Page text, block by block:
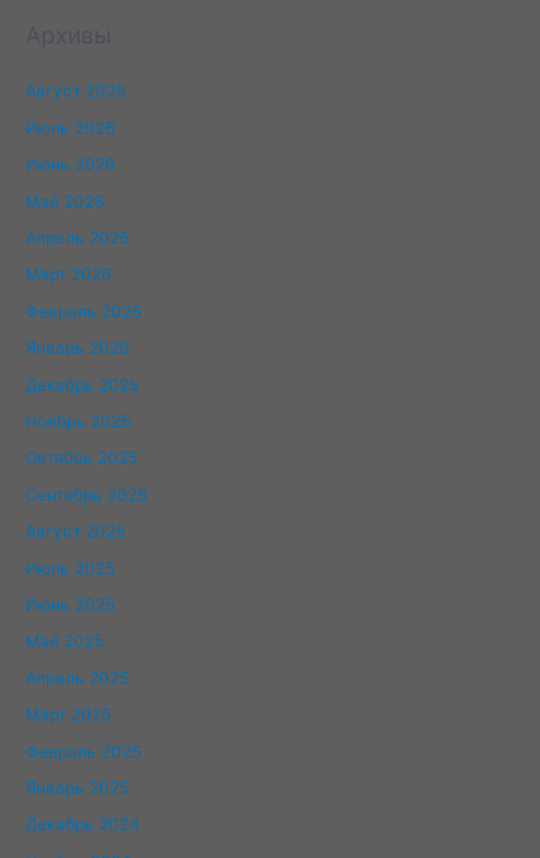
Август 2026
Июль 2026
Июнь 2026
Май 2026
Апрель 2026
Март 2026
Февраль 2026
Январь 2026
Декабрь 2025
Ноябрь 2025
Октябрь 2025
Сентябрь 2025
Август 2025
Июль 2025
Июнь 2025
Май 2025
Апрель 2025
Март 2025
Февраль 2025
Январь 2025
Декабрь 2024